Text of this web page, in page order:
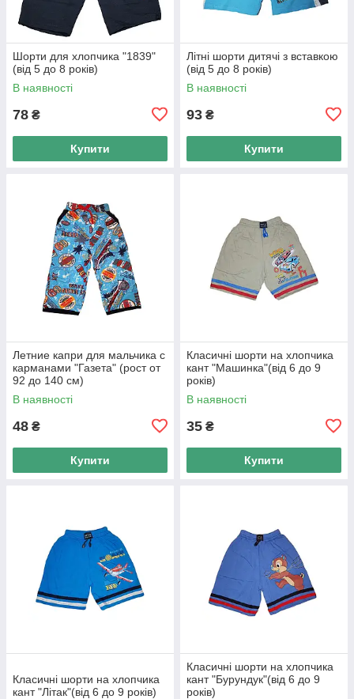
Шорти для хлопчика "1839"
(від 5 до 8 років)
В наявності
78 ₴
Купити
Літні шорти дитячі з вставкою
(від 5 до 8 років)
В наявності
93 ₴
Купити
Летние капри для мальчика с
карманами "Газета" (рост от
92 до 140 см)
В наявності
48 ₴
Купити
Класичні шорти на хлопчика
кант "Машинка"(від 6 до 9
років)
В наявності
35 ₴
Купити
Класичні шорти на хлопчика
кант "Літак"(від 6 до 9 років)
Класичні шорти на хлопчика
кант "Бурундук"(від 6 до 9
років)